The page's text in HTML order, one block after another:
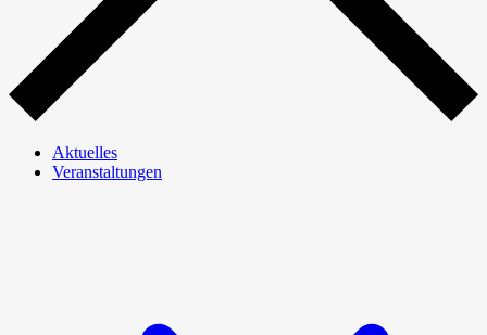
Aktuelles
Veranstaltungen